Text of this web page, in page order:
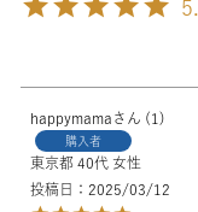
happymama 1
購入者
東京都 40代 女性
投稿日
2025/03/12